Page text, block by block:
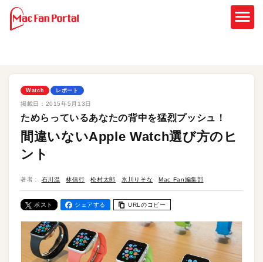
Watch レポート
掲載日： 2015年5月13日
ためらっているあなたの背中を猛烈プッシュ！
間違いないApple Watch選び方のヒ
ント
著者： 石川温 林信行 松村太郎 氷川りそな Mac Fan編集部
ポスト シェアする URLのコピー